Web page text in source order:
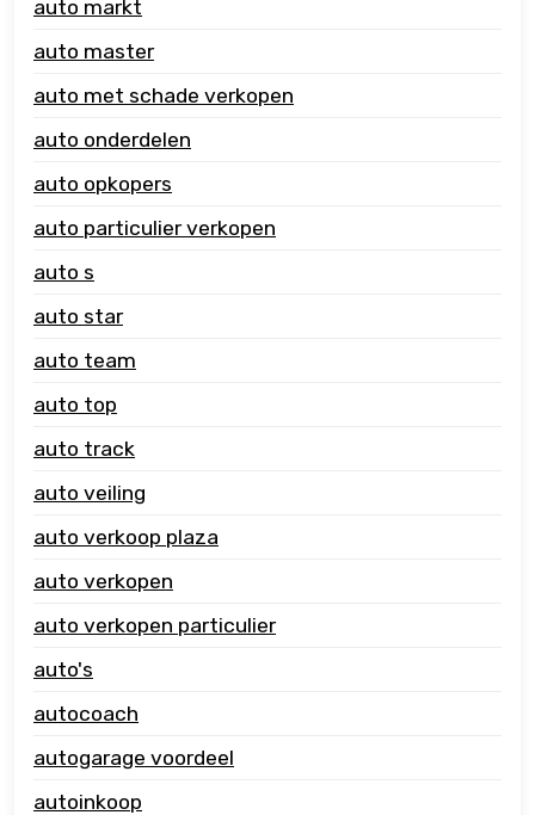
auto markt
auto master
auto met schade verkopen
auto onderdelen
auto opkopers
auto particulier verkopen
auto s
auto star
auto team
auto top
auto track
auto veiling
auto verkoop plaza
auto verkopen
auto verkopen particulier
auto's
autocoach
autogarage voordeel
autoinkoop